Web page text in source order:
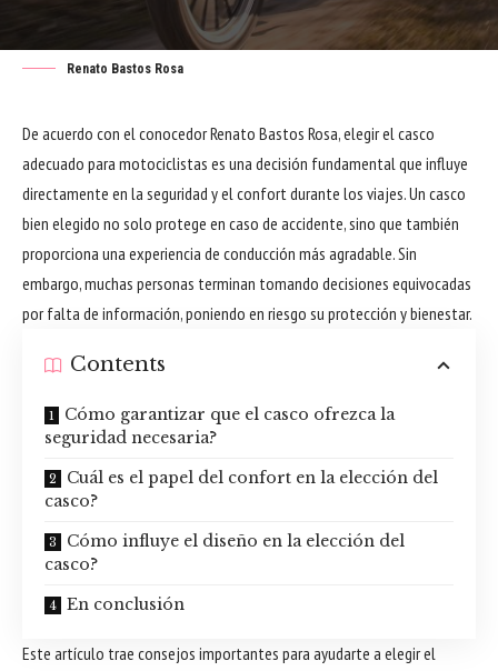
Renato Bastos Rosa
De acuerdo con el conocedor Renato Bastos Rosa, elegir el casco
adecuado para motociclistas es una decisión fundamental que influye
directamente en la seguridad y el confort durante los viajes. Un casco
bien elegido no solo protege en caso de accidente, sino que también
proporciona una experiencia de conducción más agradable. Sin
embargo, muchas personas terminan tomando decisiones equivocadas
por falta de información, poniendo en riesgo su protección y bienestar.
Contents
Cómo garantizar que el casco ofrezca la
seguridad necesaria?
Cuál es el papel del confort en la elección del
casco?
Cómo influye el diseño en la elección del
casco?
En conclusión
Este artículo trae consejos importantes para ayudarte a elegir el